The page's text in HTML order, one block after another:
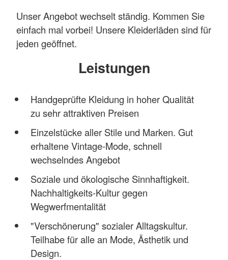
Unser Angebot wechselt ständig. Kommen Sie
einfach mal vorbei! Unsere Kleiderläden sind für
jeden geöffnet.
Leistungen
Handgeprüfte Kleidung in hoher Qualität
zu sehr attraktiven Preisen
Einzelstücke aller Stile und Marken. Gut
erhaltene Vintage-Mode, schnell
wechselndes Angebot
Soziale und ökologische Sinnhaftigkeit.
Nachhaltigkeits-Kultur gegen
Wegwerfmentalität
"Verschönerung" sozialer Alltagskultur.
Teilhabe für alle an Mode, Ästhetik und
Design.